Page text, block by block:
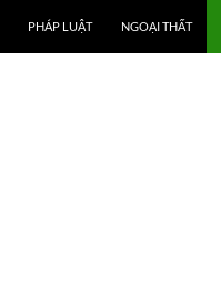
PHÁP LUẬT NGOẠI THẤT